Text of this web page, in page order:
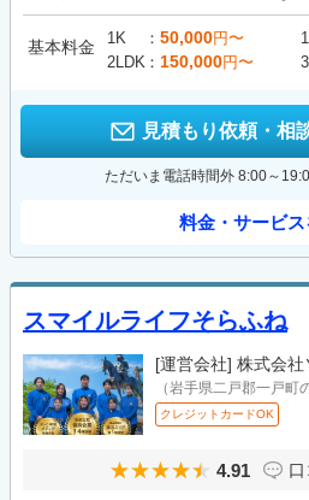
基本料金 1K 50,000円〜
2LDK
150,000円〜
見積もり依頼・相
ただいま電話時間外 8:00～
料金・サービス
スマイルライフそらふね
[運営会社] 株式会社
（岩手県二戸郡一戸町
クレジットカードOK
4.91 口